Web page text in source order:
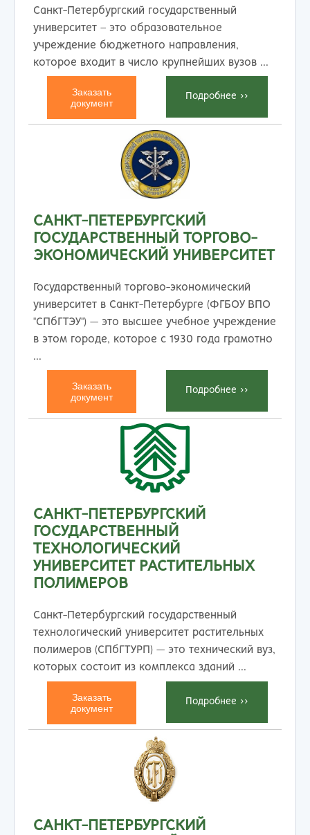
Санкт-Петербургский государственный
университет – это образовательное
учреждение бюджетного направления,
которое входит в число крупнейших вузов ...
Заказать
документ
Подробнеe >>
САНКТ-ПЕТЕРБУРГСКИЙ
ГОСУДАРСТВЕННЫЙ ТОРГОВО-
ЭКОНОМИЧЕСКИЙ УНИВЕРСИТЕТ
Государственный торгово-экономический
университет в Санкт-Петербурге (ФГБОУ ВПО
"СПбГТЭУ") — это высшее учебное учреждение
в этом городе, которое с 1930 года грамотно
...
Заказать
документ
Подробнеe >>
САНКТ-ПЕТЕРБУРГСКИЙ
ГОСУДАРСТВЕННЫЙ
ТЕХНОЛОГИЧЕСКИЙ
УНИВЕРСИТЕТ РАСТИТЕЛЬНЫХ
ПОЛИМЕРОВ
Санкт-Петербургский государственный
технологический университет растительных
полимеров (СПбГТУРП) — это технический вуз,
которых состоит из комплекса зданий ...
Заказать
документ
Подробнеe >>
САНКТ-ПЕТЕРБУРГСКИЙ